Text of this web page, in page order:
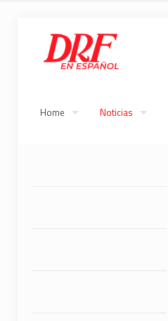
Home Noticias